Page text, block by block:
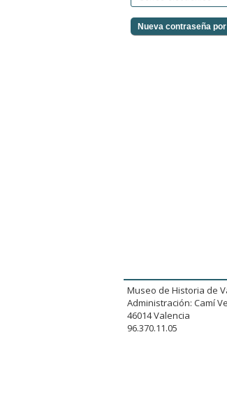
Museo de Historia de
Administración: Camí
46014 Valencia
96.370.11.05